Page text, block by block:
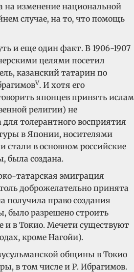
на изменение национальной
случае, на то, что помощь
и еще один факт. В 1906-1907
целями посетил
казанский татарин по
V. И хотя его
японцев принять ислам
религии) не
для толерантного восприятия
в Японии, носителями
стали в основном российские
была создана.
татарская эмиграция
доброжелательно принята
получила право создания
было разрешено строить
и в Токио. Мечети существуют
кроме Нагойи).
общины в Токио
в том числе и Р. Ибрагимов.